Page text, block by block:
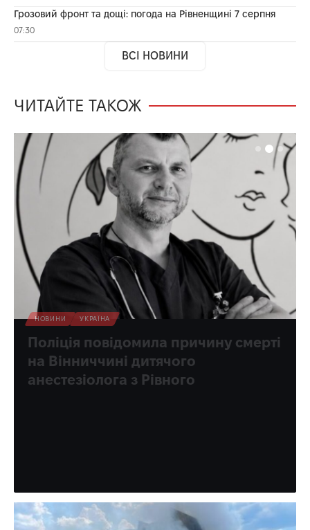
Грозовий фронт та дощі: погода на Рівненщині 7 серпня
07:30
ВСІ НОВИНИ
ЧИТАЙТЕ ТАКОЖ
НОВИНИ УКРАЇНА
Поліція повідомила причину смерті
на Вінниччині дитячого
анестезіолога з Рівного